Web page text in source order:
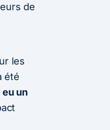
de
les
été
eu un